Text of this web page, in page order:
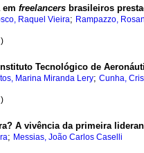
em freelancers brasileiros
Raquel Vieira; Rampazzo,
)
Tecnológico de
Marina Miranda Lery; Cunha,
)
A vivência da primeira
; Messias, João Carlos Caselli